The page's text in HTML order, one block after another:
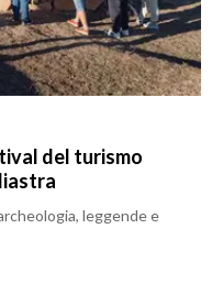
del turismo
leggende e